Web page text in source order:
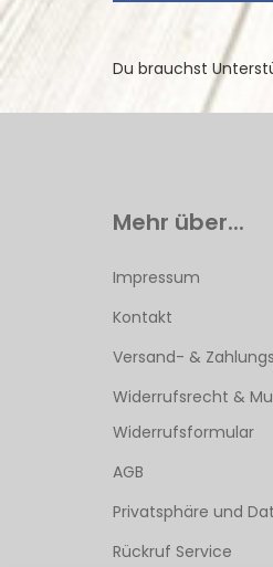
Du brauchst
Mehr über...
Impressum
Kontakt
Versand- &
Widerrufsrecht &
Widerrufsformular
AGB
Privatsphäre und
Rückruf Service